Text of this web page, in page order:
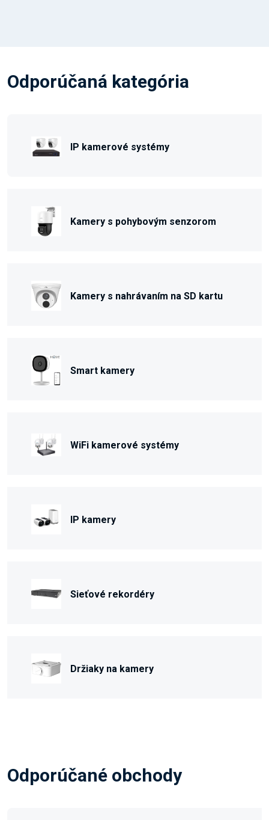
Odporúčaná kategória
IP kamerové systémy
Kamery s pohybovým senzorom
Kamery s nahrávaním na SD kartu
Smart kamery
WiFi kamerové systémy
IP kamery
Sieťové rekordéry
Držiaky na kamery
Odporúčané obchody